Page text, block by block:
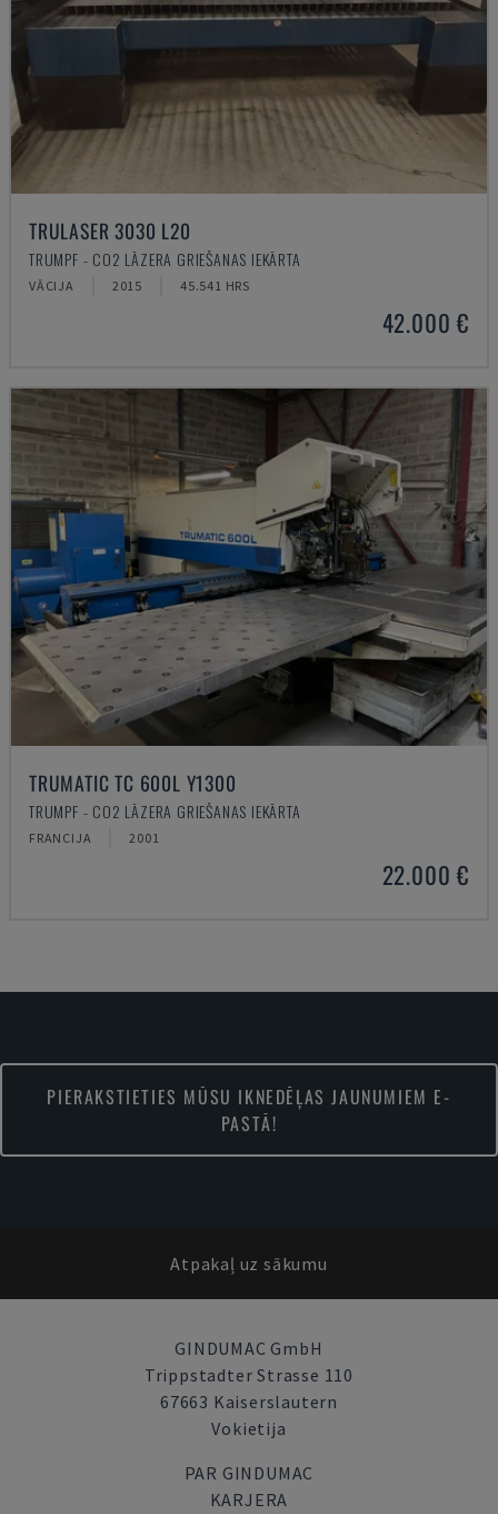
TRULASER 3030 L20
TRUMPF - CO2 LĀZERA GRIEŠANAS IEKĀRTA
VĀCIJA 2015 45.541 HRS
42.000 €
TRUMATIC TC 600L Y1300
TRUMPF - CO2 LĀZERA GRIEŠANAS IEKĀRTA
FRANCIJA 2001
22.000 €
PIERAKSTIETIES MŪSU IKNEDĒĻAS JAUNUMIEM E-
PASTĀ!
Atpakaļ uz sākumu
GINDUMAC GmbH
Trippstadter Strasse 110
67663 Kaiserslautern
Vokietija
PAR GINDUMAC
KARJERA